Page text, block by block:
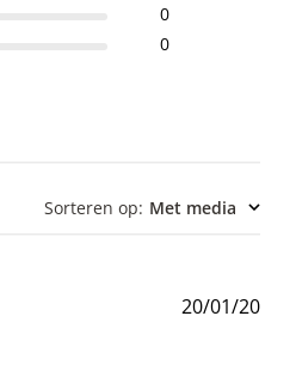
0
0
Sorteren op: Met media
20/01/20